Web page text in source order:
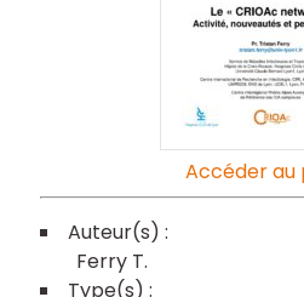
Accéder au
Ferry T